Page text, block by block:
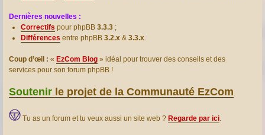
Dernières nouvelles :
Correctifs pour phpBB 3.3.3 ;
Différences entre phpBB 3.2.x & 3.3.x.
Coup d’œil : « EzCom Blog » idéal pour trouver des conseils et des
services pour son forum phpBB !
Soutenir le projet de la Communauté EzCom.
Tu as un forum et tu veux aussi un site web ? Regarde par ici.